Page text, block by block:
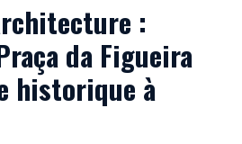
:
da Figueira
historique à